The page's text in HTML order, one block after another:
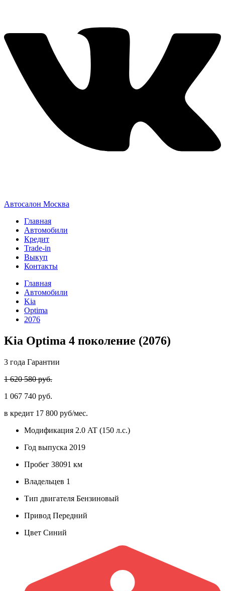
Автосалон Москва
Главная
Автомобили
Кредит
Trade-in
Выкуп
Контакты
Главная
Автомобили
Kia
Optima
2076
Kia Optima 4 поколение (2076)
3 года Гарантии
1 620 580 руб.
1 067 740 руб.
в кредит 17 800 руб/мес.
Модификация 2.0 AT (150 л.с.)
Год выпуска 2019
Пробег 38091 км
Владельцев 1
Тип двигателя Бензиновый
Привод Передний
Цвет Синий